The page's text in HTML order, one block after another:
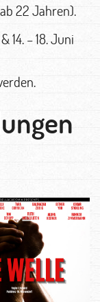
22 Jahren).
14. – 18. Juni